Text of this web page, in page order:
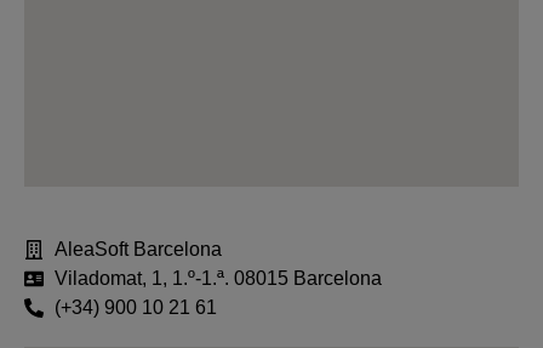
AleaSoft Barcelona
Viladomat, 1, 1.º-1.ª. 08015 Barcelona
(+34) 900 10 21 61